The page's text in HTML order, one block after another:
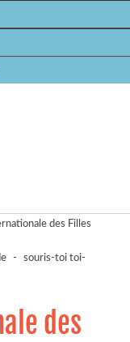
des Filles
-
souris-toi toi-
des